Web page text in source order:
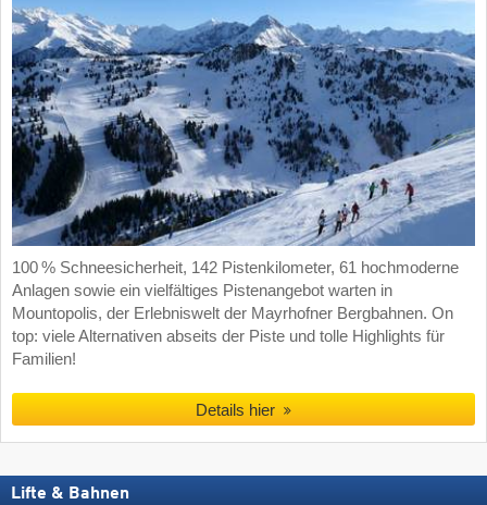
100 % Schneesicherheit, 142 Pistenkilometer, 61 hochmoderne
Anlagen sowie ein vielfältiges Pistenangebot warten in
Mountopolis, der Erlebniswelt der Mayrhofner Bergbahnen. On
top: viele Alternativen abseits der Piste und tolle Highlights für
Familien!
Details hier
Lifte & Bahnen